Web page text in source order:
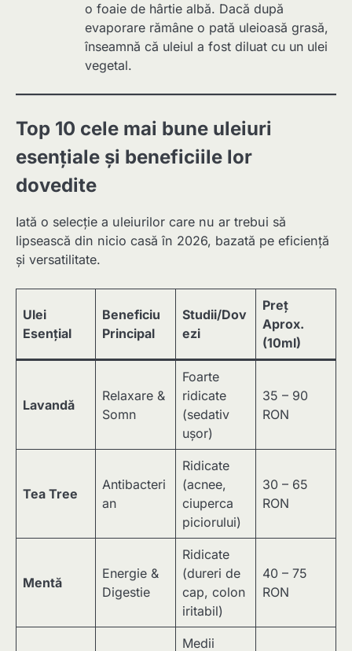
o foaie de hârtie albă. Dacă după
evaporare rămâne o pată uleioasă grasă,
înseamnă că uleiul a fost diluat cu un ulei
vegetal.
Top 10 cele mai bune uleiuri
esențiale și beneficiile lor
dovedite
Iată o selecție a uleiurilor care nu ar trebui să
lipsească din nicio casă în 2026, bazată pe eficiență
și versatilitate.
Ulei
Esențial
Beneficiu
Principal
Studii/Dov
ezi
Preț
Aprox.
(10ml)
Lavandă
Relaxare &
Somn
Foarte
ridicate
(sedativ
ușor)
35 – 90
RON
Tea Tree
Antibacteri
an
Ridicate
(acnee,
ciuperca
piciorului)
30 – 65
RON
Mentă
Energie &
Digestie
Ridicate
(dureri de
cap, colon
iritabil)
40 – 75
RON
Medii